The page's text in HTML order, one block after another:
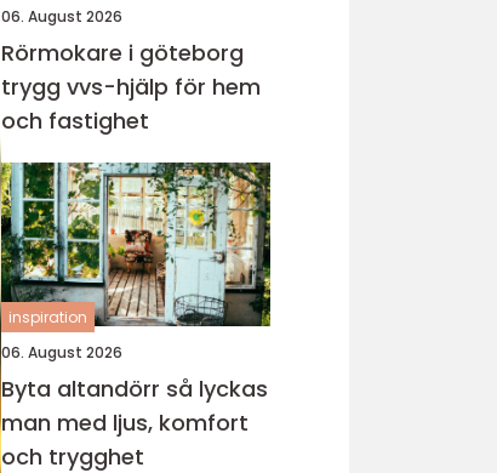
06. August 2026
Rörmokare i göteborg
trygg vvs-hjälp för hem
och fastighet
inspiration
06. August 2026
Byta altandörr så lyckas
man med ljus, komfort
och trygghet